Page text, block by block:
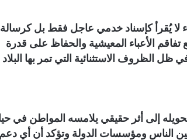
لا يُقرأ كإسناد خدمي عاجل فقط بل كرسالة
تفاقم الأعباء المعيشية والحفاظ على قدرة
الظروف الاستثنائية التي تمر بها البلاد
إلى أثر حقيقي يلامسه المواطن في
بين الناس ومؤسسات الدولة وتؤكد أن أي دعم